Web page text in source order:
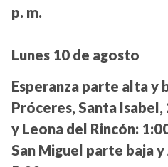
p. m.
Lunes 10 de agosto
Esperanza parte alta y
Próceres, Santa
y Leona del Rincón:
San Miguel parte baja y